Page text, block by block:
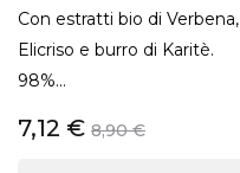
Con estratti bio di Verbena,
Elicriso e burro di Karitè.
98%...
7,12 € 8,90 €